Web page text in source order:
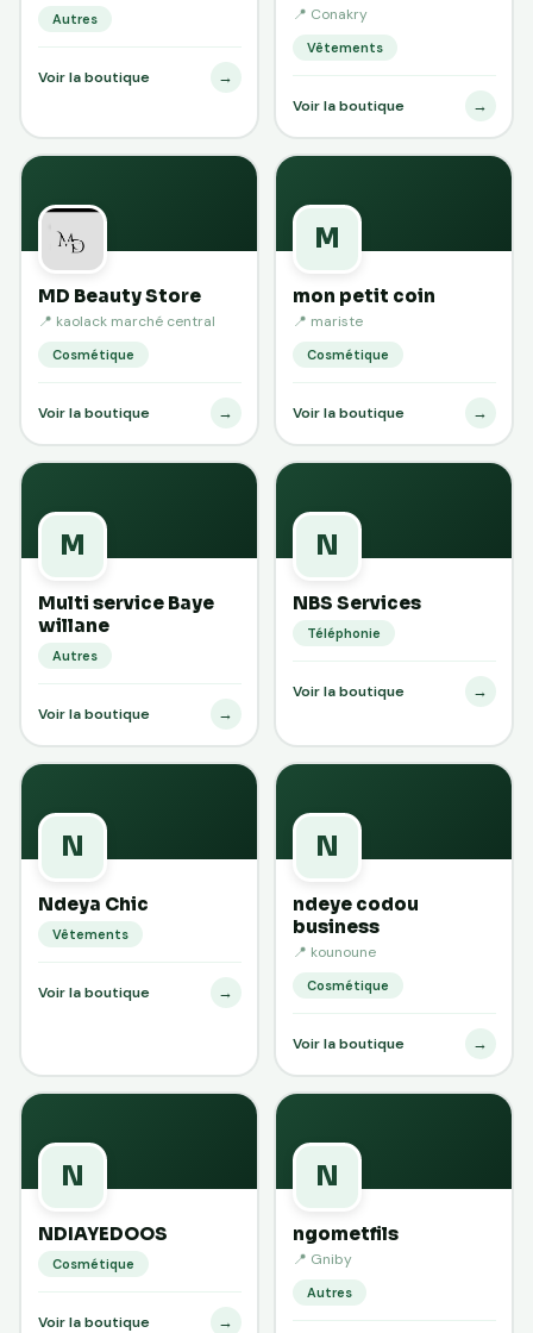
Autres
Voir la boutique →
📍 Conakry
Vêtements
Voir la boutique →
MD Beauty Store
📍 kaolack marché central
Cosmétique
Voir la boutique →
M
mon petit coin
📍 mariste
Cosmétique
Voir la boutique →
M
Multi service Baye
willane
Autres
Voir la boutique →
N
NBS Services
Téléphonie
Voir la boutique →
N
Ndeya Chic
Vêtements
Voir la boutique →
N
ndeye codou
business
📍 kounoune
Cosmétique
Voir la boutique →
N
NDIAYEDOOS
Cosmétique
Voir la boutique →
N
ngometfils
📍 Gniby
Autres